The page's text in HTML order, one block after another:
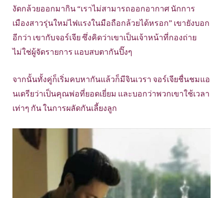
งัดกล้วยออกมากิน “เราไม่สามารถออกอากาศ นักการ
เมืองสาวรุ่นใหม่ไฟแรงในมือถือกล้วยได้หรอก” เขายังบอก
อีกว่า เขากับจอร์เจีย ซึ่งคิดว่าเขาเป็นเจ้าหน้าที่กองถ่าย
ไม่ใช่ผู้จัดรายการ แอบสบตากันปิ๊งๆ
จากนั้นทั้งคู่ก็เริ่มคบหากันแล้วก็มีจินเวรา จอร์เจียชื่นชมแอ
นเดรียว่าเป็นคุณพ่อที่ยอดเยี่ยม และบอกว่าพวกเขาใช้เวลา
เท่าๆ กัน ในการผลัดกันเลี้ยงลูก